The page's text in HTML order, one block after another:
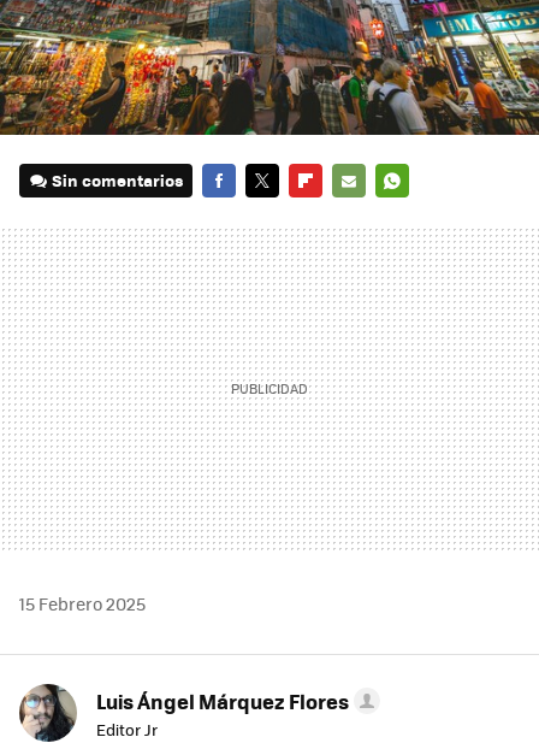
Sin comentarios
MAIL
15 Febrero 2025
Luis Ángel Márquez Flores
Editor Jr